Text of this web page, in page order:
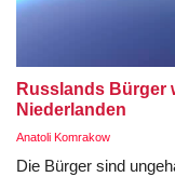
Russlands Bürger
Niederlanden
Anatoli Komrakow
Die Bürger sind